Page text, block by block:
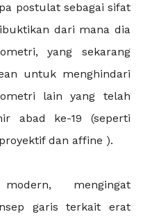
postulat sebagai sifat
dari mana dia
yang sekarang
untuk menghindari
lain yang telah
abad ke-19 (seperti
dan affine ).
mengingat
garis terkait erat